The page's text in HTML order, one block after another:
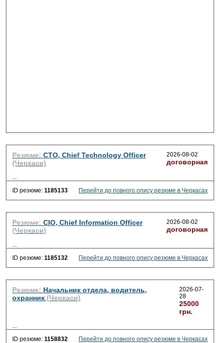
Резюме: CTO, Chief Technology Officer
(Черкаси)
2026-08-02
договорная
...
ID резюме: 1185133 Перейти до повного опису резюме в Черкасах
Резюме: CIO, Chief Information Officer
(Черкаси)
2026-08-02
договорная
...
ID резюме: 1185132 Перейти до повного опису резюме в Черкасах
Резюме: Начальник отдела, водитель,
охранник (Черкаси)
2026-07-
28
25000
грн.
...
ID резюме: 1158832 Перейти до повного опису резюме в Черкасах